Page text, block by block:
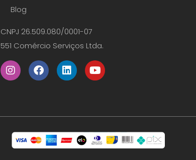
Blog
CNPJ 26.509.080/0001-07
551 Comércio Serviços Ltda.